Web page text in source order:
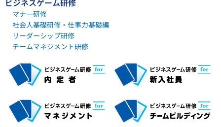
ビジネスゲーム研修
マナー研修
社会人基礎研修・仕事力基礎編
リーダーシップ研修
チームマネジメント研修